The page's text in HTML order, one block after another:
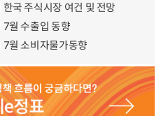
국 주식시장 여건 및 전망
월 수출입 동향
월 소비자물가동향